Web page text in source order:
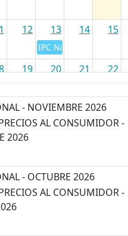
12 13
IPC Nacional - Julio 2026
14 15
19 20 21 22
26 27 28
- NOVIEMBRE 2026
AL CONSUMIDOR -
2026
- OCTUBRE 2026
AL CONSUMIDOR -